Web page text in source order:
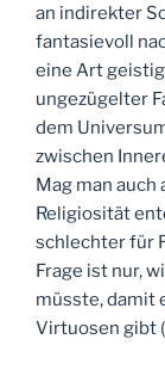
an indirekter
fantasievoll
eine Art
ungezügelter
dem
zwischen
Mag man
Religiosität
schlechter für
Frage ist nur,
müsste, damit
Virtuosen gibt